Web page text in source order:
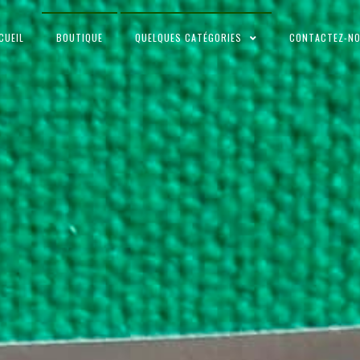
BOUTIQUE QUELQUES CATÉGORIES CONTACTEZ-